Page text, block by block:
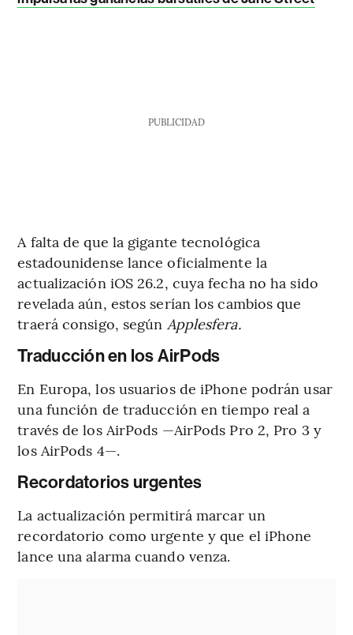
PUBLICIDAD
A falta de que la gigante tecnológica
estadounidense lance oficialmente la
actualización iOS 26.2, cuya fecha no ha sido
revelada aún, estos serían los cambios que
traerá consigo, según Applesfera.
Traducción en los AirPods
En Europa, los usuarios de iPhone podrán usar
una función de traducción en tiempo real a
través de los AirPods —AirPods Pro 2, Pro 3 y
los AirPods 4—.
Recordatorios urgentes
La actualización permitirá marcar un
recordatorio como urgente y que el iPhone
lance una alarma cuando venza.